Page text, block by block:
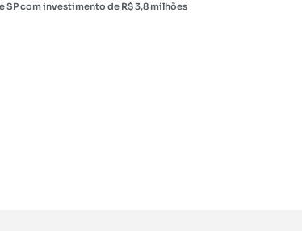
SP com investimento de R$ 3,8 milhões